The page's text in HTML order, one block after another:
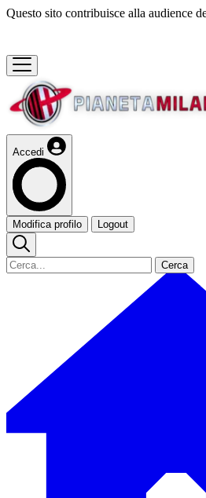
Questo sito contribuisce alla audience
Accedi
Modifica profilo Logout
Cerca